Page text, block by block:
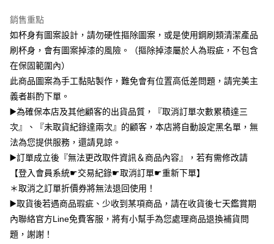
大哥付你分期
相關說明
【大哥付你分期使用說明】
1.本服務由台灣大哥大提供，台灣大哥大用戶可立即使用無須另外申請。
2.付款方式選擇「大哥付你分期」，訂單成立後會自動跳轉到大哥付的交易
流程，驗證手機門號後，選擇欲分期的期數、繳款截止日，確認付款後即完
成交易。
3.實際核准額度、可分期數及費用金額請依後續交易確認頁面所載為準。
4.訂單成立30分鐘內，如未前往確認交易或遇審核未通過，訂單將自動取
消。如遇「轉專審核」未通過狀況，表示未達大哥付你分期系統評分，恕無
【繳款方式說明】
1.分期款項不併入電信帳單，「大哥付你分期」於每月結算日後寄送繳費提
醒簡訊。
2.透過簡訊連結打開帳單後，可選擇「超商條碼／台灣大直營門市／銀行轉
帳／街口支付／iPASS MONEY」等通路繳費。
1.本服務係由「台灣大哥大股份有限公司」（以下簡稱本公司）所提供，讓
用戶於交易時，得透過本服務購買商品或服務，並由商店將買賣／分期付款
AFTEE先享後付
相關說明
【關於「AFTEE先享後付」】
AFTEE先享後付是「在收到商品之後才付款」的支付方式。 讓您購物簡單
便利好安心！
１．簡單：不需註冊會員、不需綁卡、不需儲值。
２．便利：只要手機號碼，簡訊認證，即可結帳。
３．安心：先確認商品／服務後，再付款。
【「AFTEE先享後付」結帳流程】
１．於結帳方式選擇「AFTEE先享後付」後，將跳轉至「AFTEE先享後付」
結帳頁面，進行簡訊認證並確認金額後，即可完成結帳。
２．訂單成立數日內，您將收到繳費通知簡訊。
３．收到繳費通知簡訊後14天內，點擊此簡訊中的連結，可透過四大超商／
ATM／網路銀行／等多元方式進行付款，方視為交易完成。
購買商品的店家。未經商家同意取消之訂單仍視為有效，需透過AFTEE先享
ATM付款
運送方式
全家取貨付款
每筆NT$70，滿NT$1,000(含以上)免運費
付款後全家取貨
每筆NT$70，滿NT$899(含以上)免運費
7-11取貨（物流比較快）
每筆NT$70，滿NT$1,000(含以上)免運費
銷售重點
如杯身有圖案設計，請勿硬性摳除圖案，或是使用鋼刷類清潔產品
刷杯身，會有圖案掉漆的風險。（摳除掉漆屬於人為瑕疵，不包含
在保固範圍內）
此商品圖案為手工黏貼製作，難免會有位置高低差問題，請完美主
義者斟酌下單。
▶️為確保本店及其他顧客的出貨品質，『取消訂單次數累積達三
次』、『未取貨紀錄達兩次』的顧客，本店將自動設定黑名單，無
法為您提供服務，還請見諒。
▶️訂單成立後『無法更改取件資訊＆商品內容』，若有需修改請
【登入會員系統☛交易紀錄☛取消訂單☛重新下單】
＊取消之訂單折價券將無法退回使用！
▶️取貨後若遇商品瑕疵、少收到某項商品，請在收貨後七天鑑賞期
內聯絡官方Line免費客服，將有小幫手為您處理商品退換補貨問
題，謝謝！